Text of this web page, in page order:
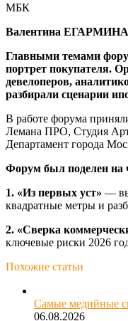
МБК
Валентина ЕГАРМИНА,
Главными темами
портрет покупателя.
девелоперов,
разбирали сценарии
В работе форума
Лемана ПРО, Студия
Департамент города
Форум был поделен на
1. «Из первых уст» —
квадратные метры и
2. «Сверка
ключевые риски 2026
Похожие статьи
Самые медийные
06.08.2026